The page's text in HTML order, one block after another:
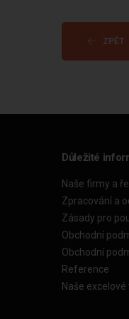
ZPĚT
Důležité
Naše firmy a
Zpracování a
Zásady pro
Obchodní
Obchodní
Reference
Naše